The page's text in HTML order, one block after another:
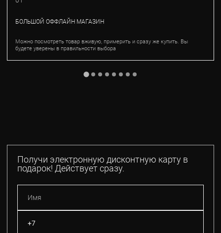
БОЛЬШОЙ ОФФЛАЙН МАГАЗИН
Можно посмотреть товар вживую, примерить и сразу же купить. Вы
будете уверены в правильности выбора
Получи электронную дисконтную карту в
подарок! Действует сразу.